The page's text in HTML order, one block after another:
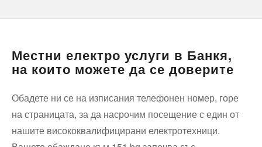
Местни електро услуги в Банкя,
на които можете да се доверите
Обадете ни се на изписания телефонен номер, горе
на страницата, за да насрочим посещение с един от
нашите висококвалифицирани електротехници.